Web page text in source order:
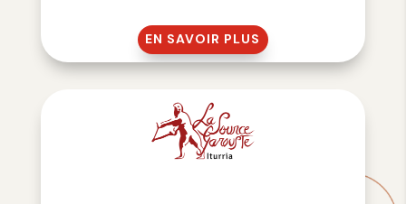
EN SAVOIR PLUS